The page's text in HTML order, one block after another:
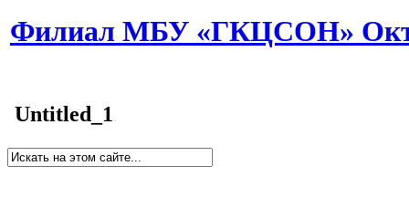
Филиал МБУ «ГКЦСОН»
Untitled_1